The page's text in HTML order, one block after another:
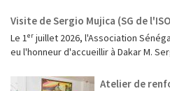
Visite de Sergio Mujica (SG de
Le 1ᵉʳ juillet 2026, l'Association
eu l'honneur d'accueillir à Dakar M.
Atelier de